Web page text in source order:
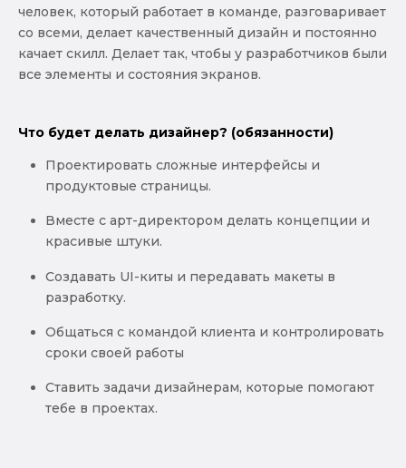
человек, который работает в команде, разговаривает
со всеми, делает качественный дизайн и постоянно
качает скилл. Делает так, чтобы у разработчиков были
все элементы и состояния экранов.
Что будет делать дизайнер? (обязанности)
Проектировать сложные интерфейсы и
продуктовые страницы.
Вместе с арт-директором делать концепции и
красивые штуки.
Создавать UI-киты и передавать макеты в
разработку.
Общаться с командой клиента и контролировать
сроки своей работы
Ставить задачи дизайнерам, которые помогают
тебе в проектах.